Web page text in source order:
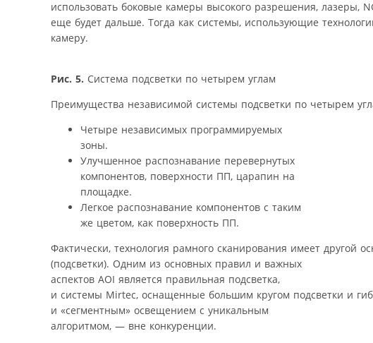
использовать боковые камеры высокого разрешения, лазеры,
еще будет дальше. Тогда как системы, использующие
камеру.
Рис. 5. Система подсветки по четырем углам
Преимущества независимой системы подсветки по четырем
Четыре независимых программируемых
зоны.
Улучшенное распознавание перевернутых
компонентов, поверхности ПП, царапин на
площадке.
Легкое распознавание компонентов с таким
же цветом, как поверхность ПП.
Фактически, технология рамного сканирования имеет другой
(подсветки). Одним из основных правил и важных
аспектов AOI является правильная подсветка,
и системы Mirtec, оснащенные большим кругом подсветки и
и «сегментным» освещением с уникальным
алгоритмом, — вне конкуренции.